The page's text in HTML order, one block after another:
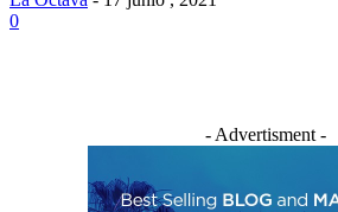
0
- Advertisment -